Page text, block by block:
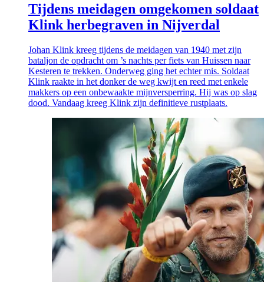
Tijdens meidagen omgekomen soldaat
Klink herbegraven in Nijverdal
Johan Klink kreeg tijdens de meidagen van 1940 met zijn
bataljon de opdracht om ’s nachts per fiets van Huissen naar
Kesteren te trekken. Onderweg ging het echter mis. Soldaat
Klink raakte in het donker de weg kwijt en reed met enkele
makkers op een onbewaakte mijnversperring. Hij was op slag
dood. Vandaag kreeg Klink zijn definitieve rustplaats.